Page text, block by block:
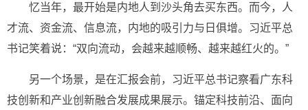
忆当年，最开始是内地人到沙头角去买东西。而今，人
才流、资金流、信息流，内地的吸引力与日俱增。习近平总
书记笑着说：“双向流动，会越来越顺畅、越来越红火的。”
另一个场景，是在汇报会前，习近平总书记察看广东科
技创新和产业创新融合发展成果展示。锚定科技前沿、面向